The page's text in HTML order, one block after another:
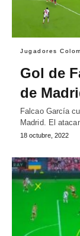
Jugadores
Gol de
de
Falcao García
Madrid. El
18 octubre, 2022